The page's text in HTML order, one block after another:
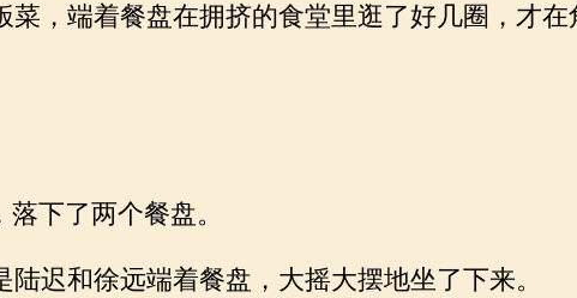
，端着餐盘在拥挤的食堂里逛了好几圈，才在
下了两个餐盘。
迟和徐远端着餐盘，大摇大摆地坐了下来。